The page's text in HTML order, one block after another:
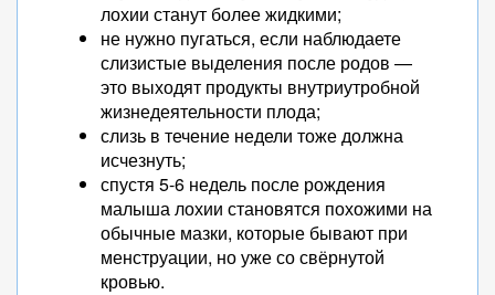
лохии станут более жидкими;
не нужно пугаться, если наблюдаете
слизистые выделения после родов —
это выходят продукты внутриутробной
жизнедеятельности плода;
слизь в течение недели тоже должна
исчезнуть;
спустя 5-6 недель после рождения
малыша лохии становятся похожими на
обычные мазки, которые бывают при
менструации, но уже со свёрнутой
кровью.